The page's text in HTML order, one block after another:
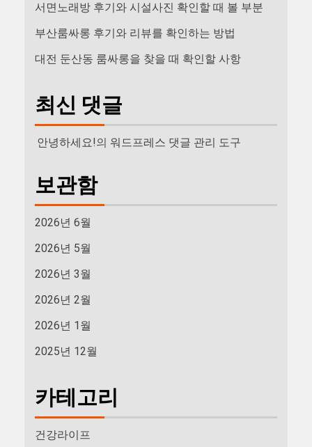
서면노래방 후기와 시설사진 확인할 때 볼 부분
부산룸싸롱 후기와 리뷰를 확인하는 방법
대전 둔산동 룸싸롱을 찾을 때 확인할 사항
최신 댓글
안녕하세요!의 워드프레스 댓글 관리 도구
보관함
2026년 6월
2026년 5월
2026년 3월
2026년 2월
2026년 1월
2025년 12월
카테고리
건강라이프